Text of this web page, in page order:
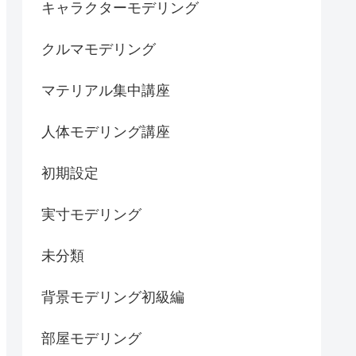
キャラクターモデリング
クルマモデリング
マテリアル集中講座
人体モデリング講座
初期設定
実寸モデリング
未分類
背景モデリング初級編
部屋モデリング